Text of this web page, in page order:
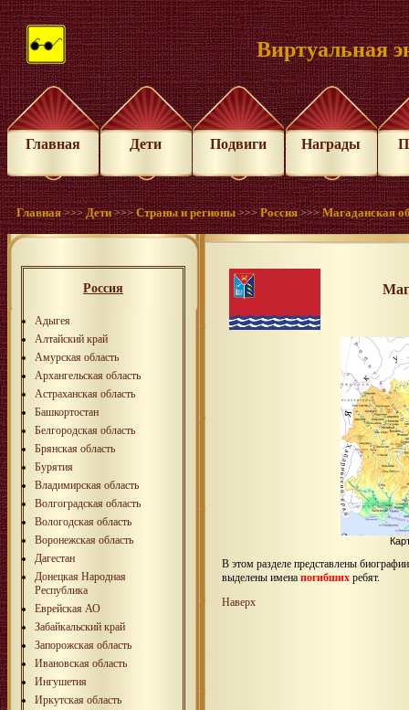
Виртуальная
Главная Дети Подвиги Награды
Главная >>>Дети >>>Страны и регионы >>>Россия >>>Магаданская
Россия
Адыгея
Алтайский край
Амурская область
Архангельская область
Астраханская область
Башкортостан
Белгородская область
Брянская область
Бурятия
Владимирская область
Волгоградская область
Вологодская область
Воронежская область
Дагестан
Донецкая Народная
Республика
Еврейская АО
Забайкальский край
Запорожская область
Ивановская область
Ингушетия
Иркутская область
В этом разделе представлены
выделены имена погибших ребят.
Наверх